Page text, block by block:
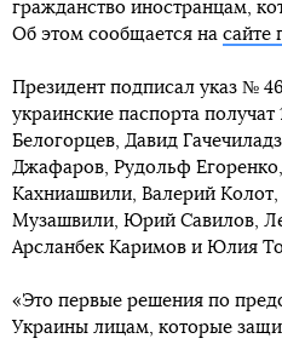
гражданство иностранцам,
Об этом сообщается на сайте
Президент подписал указ №
украинские паспорта
Белогорцев, Давид
Джафаров, Рудольф Егоренко,
Кахниашвили, Валерий
Музашвили, Юрий Савилов,
Арсланбек Каримов и Юлия
«Это первые решения по
Украины лицам, которые